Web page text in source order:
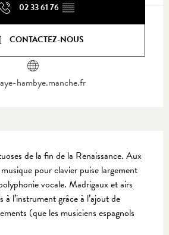
02 33 61 76 ▒▒
CONTACTEZ-NOUS
hambye.manche.fr
de la fin de la Renaissance. Aux
pour clavier puise largement
vocale. Madrigaux et airs
à l’instrument grâce à l’ajout de
(que les musiciens espagnols